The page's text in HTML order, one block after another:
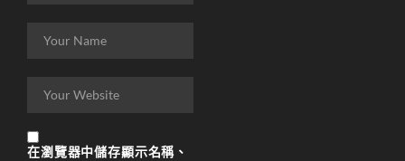
在瀏覽器中儲存顯示名稱、